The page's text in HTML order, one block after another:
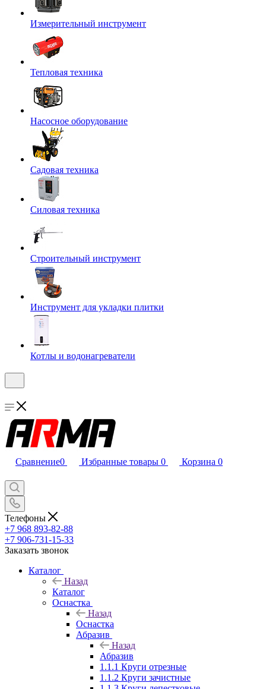
Измерительный инструмент
Тепловая техника
Насосное оборудование
Садовая техника
Силовая техника
Строительный инструмент
Инструмент для укладки плитки
Котлы и водонагреватели
Сравнение0 Избранные товары 0 Корзина 0
Телефоны
+7 968 893-82-88
+7 906-731-15-33
Заказать звонок
Каталог
Назад
Каталог
Оснастка
Назад
Оснастка
Абразив
Назад
Абразив
1.1.1 Круги отрезные
1.1.2 Круги зачистные